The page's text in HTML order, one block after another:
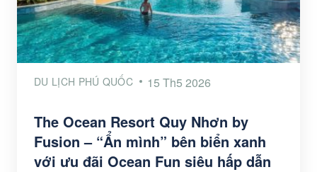
DU LỊCH PHÚ QUỐC 15 Th5 2026
The Ocean Resort Quy Nhơn by
Fusion – “Ẩn mình” bên biển xanh
với ưu đãi Ocean Fun siêu hấp dẫn